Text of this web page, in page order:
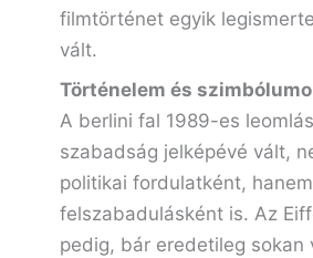
filmtörténet egyik
vált.
Történelem és
A berlini fal 1989-es
szabadság jelképévé vált,
politikai fordulatként,
felszabadulásként is. Az
pedig, bár eredetileg sokan